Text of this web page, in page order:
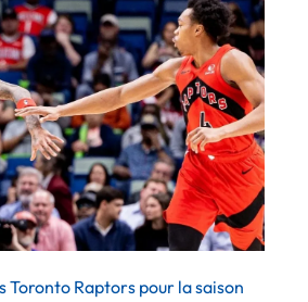
Toronto Raptors pour la saison